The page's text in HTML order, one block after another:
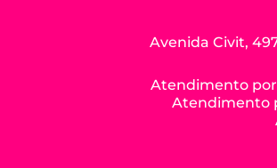
Avenida Civit,
Atendimento por
Atendimento